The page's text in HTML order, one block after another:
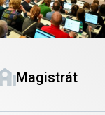
Magistrát